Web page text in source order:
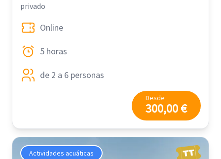
privado
Online
5 horas
de 2 a 6 personas
Desde
300,00 €
Actividades acuáticas